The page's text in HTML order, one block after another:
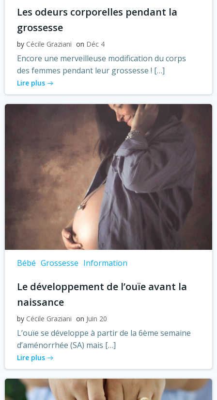
Les odeurs corporelles pendant la
grossesse
by Cécile Graziani on Déc 4
Encore une merveilleuse modification du corps
des femmes pendant leur grossesse ! […]
Lire plus
Bébé Grossesse Information
Le développement de l’ouïe avant la
naissance
by Cécile Graziani on Juin 20
L’ouïe se développe à partir de la 6ème semaine
d’aménorrhée (SA) mais […]
Lire plus